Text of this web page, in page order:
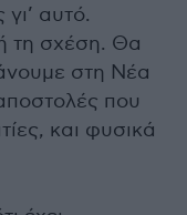
αυτό.
τη σχέση. Θα
στη Νέα
που
και φυσικά